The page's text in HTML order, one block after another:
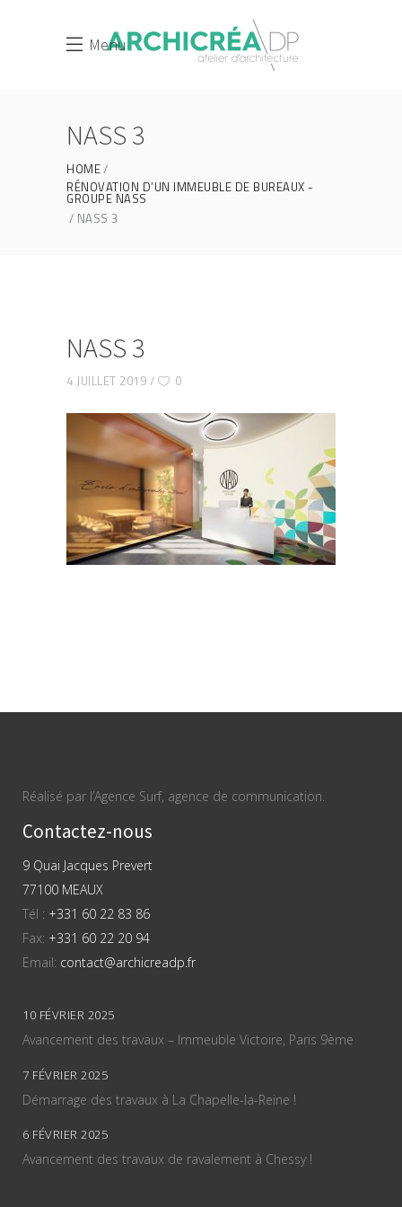
Menu
NASS 3
HOME
RÉNOVATION D’UN IMMEUBLE DE BUREAUX -
GROUPE NASS
NASS 3
NASS 3
4 JUILLET 2019 0
Réalisé par l’Agence Surf, agence de communication.
Contactez-nous
9 Quai Jacques Prevert
77100 MEAUX
Tél : +331 60 22 83 86
Fax: +331 60 22 20 94
Email: contact@archicreadp.fr
10 FÉVRIER 2025
Avancement des travaux – Immeuble Victoire, Paris 9ème
7 FÉVRIER 2025
Démarrage des travaux à La Chapelle-la-Reine !
6 FÉVRIER 2025
Avancement des travaux de ravalement à Chessy !